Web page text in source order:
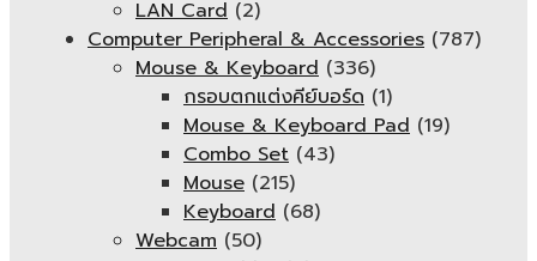
LAN Card (2)
Computer Peripheral & Accessories (787)
Mouse & Keyboard (336)
กรอบตกแต่งคีย์บอร์ด (1)
Mouse & Keyboard Pad (19)
Combo Set (43)
Mouse (215)
Keyboard (68)
Webcam (50)